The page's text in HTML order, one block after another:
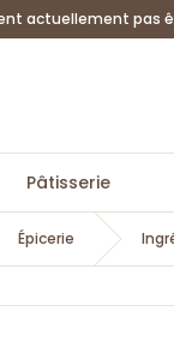
actuellement pas
Pâtisserie
Épicerie